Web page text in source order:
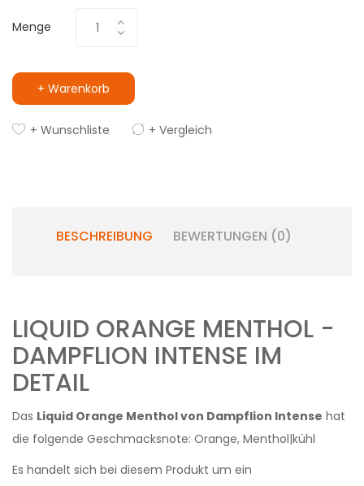
Menge
+ Warenkorb
+ Wunschliste + Vergleich
BESCHREIBUNG BEWERTUNGEN (0)
LIQUID ORANGE MENTHOL -
DAMPFLION INTENSE IM
DETAIL
Das Liquid Orange Menthol von Dampflion Intense hat
die folgende Geschmacksnote: Orange, Menthol|kühl
Es handelt sich bei diesem Produkt um ein